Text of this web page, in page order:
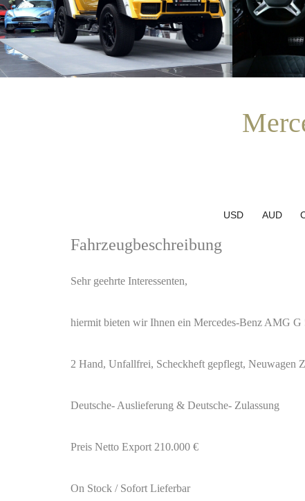
USD AUD
Fahrzeugbeschreibung
Sehr geehrte Interessenten,
hiermit bieten wir Ihnen ein Mercedes-Benz AMG
2 Hand, Unfallfrei, Scheckheft gepflegt, Neuwagen
Deutsche- Auslieferung & Deutsche- Zulassung
Preis Netto Export 210.000 €
On Stock / Sofort Lieferbar